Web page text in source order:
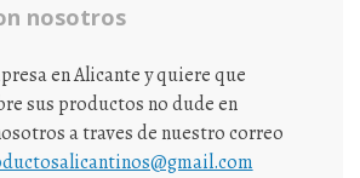
nosotros
en Alicante y quiere que
sus productos no dude en
a traves de nuestro correo